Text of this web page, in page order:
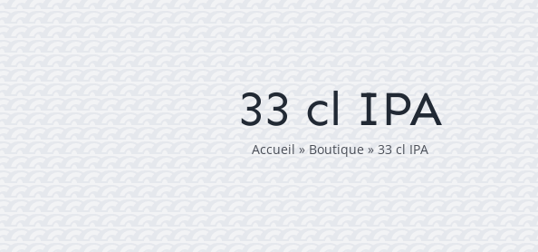
33 cl IPA
Accueil » Boutique» 33 cl IPA